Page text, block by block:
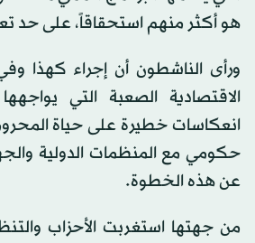
هو أكثر منهم استحقاقاً، على حد
ورأى الناشطون أن إجراء كهذا
الاقتصادية الصعبة التي
انعكاسات خطيرة على حياة
حكومي مع المنظمات الدولية
عن هذه الخطوة.
من جهتها استغربت الأحزاب